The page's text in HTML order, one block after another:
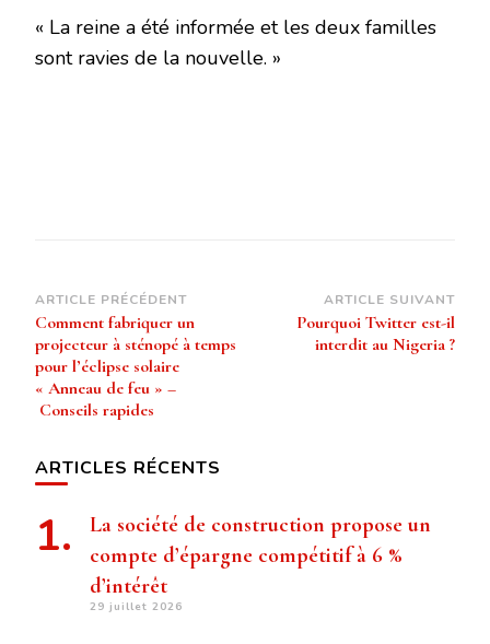
« La reine a été informée et les deux familles
sont ravies de la nouvelle. »
Navigation
d’article
ARTICLE PRÉCÉDENT
Comment fabriquer un
projecteur à sténopé à temps
pour l’éclipse solaire
« Anneau de feu » –
Conseils rapides
ARTICLE SUIVANT
Pourquoi Twitter est-il
interdit au Nigeria ?
ARTICLES RÉCENTS
La société de construction propose un
compte d’épargne compétitif à 6 %
d’intérêt
29 juillet 2026